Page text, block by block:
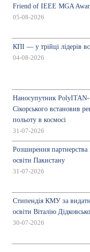
Friend of IEEE MGA
05-08-2026
КПІ — у трійці лідерів
04-08-2026
Наносупутник PolyITAN-
Сікорського встановив
польоту в космосі
31-07-2026
Розширення партнерства
освіти Пакистану
31-07-2026
Стипендія КМУ за
освіти Віталію
30-07-2026